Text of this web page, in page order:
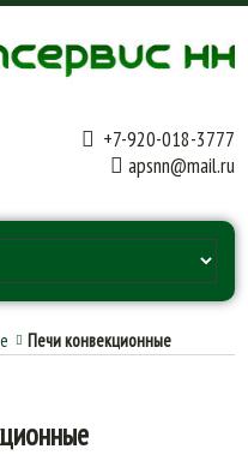
+7-920-018-3777
apsnn@mail.ru
Печи конвекционные